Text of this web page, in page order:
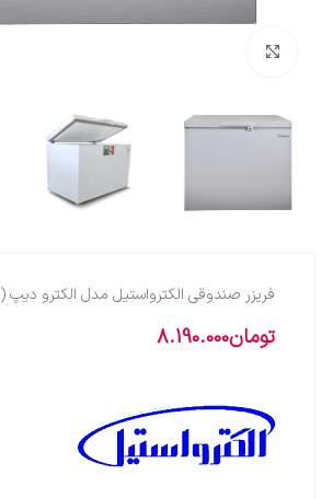
فریزر صندوقی الکترواستیل مدل الکترو دیپ (DEEP) سفید
تومان8.190.000